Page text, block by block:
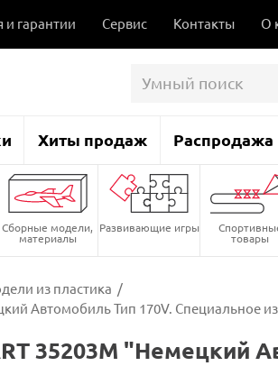
и гарантии Сервис Контакты О
Хиты продаж Распродажа
Сборные модели,
материалы
Развивающие игры
товары
из пластика /
Автомобиль Тип 170V. Специальное
35203М "Немецкий